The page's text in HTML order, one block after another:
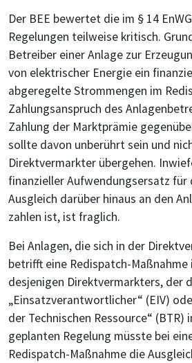
Der BEE bewertet die im § 14
Regelungen teilweise kritisch.
Betreiber einer Anlage zur
von elektrischer Energie ein
abgeregelte Strommengen im
Zahlungsanspruch des
Zahlung der Marktprämie
sollte davon unberührt sein und
Direktvermarkter übergehen.
finanzieller Aufwendungsersatz für
Ausgleich darüber hinaus an den
zahlen ist, ist fraglich.
Bei Anlagen, die sich in der
betrifft eine Redispatch-Maßnahme
desjenigen Direktvermarkters, der
„Einsatzverantwortlicher“ (EIV)
der Technischen Ressource“
geplanten Regelung müsste bei
Redispatch-Maßnahme die